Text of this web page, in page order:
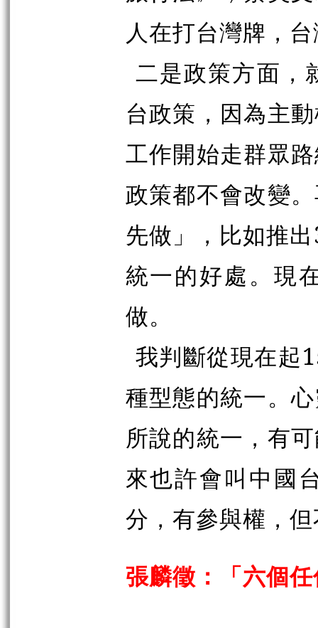
人在打台灣牌，
二是政策方面，
台政策，因為主
工作開始走群眾
政策都不會改變
先做」，比如推
統一的好處。現
做。
我判斷從現在起
種型態的統一。
所說的統一，有
來也許會叫中國
分，有參與權，
張麟徵：「六個